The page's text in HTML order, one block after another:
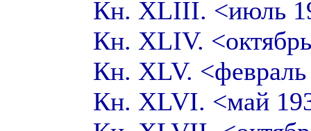
Кн. XLIII. <июль
Кн. XLIV.
Кн. XLV.
Кн. XLVI. <май